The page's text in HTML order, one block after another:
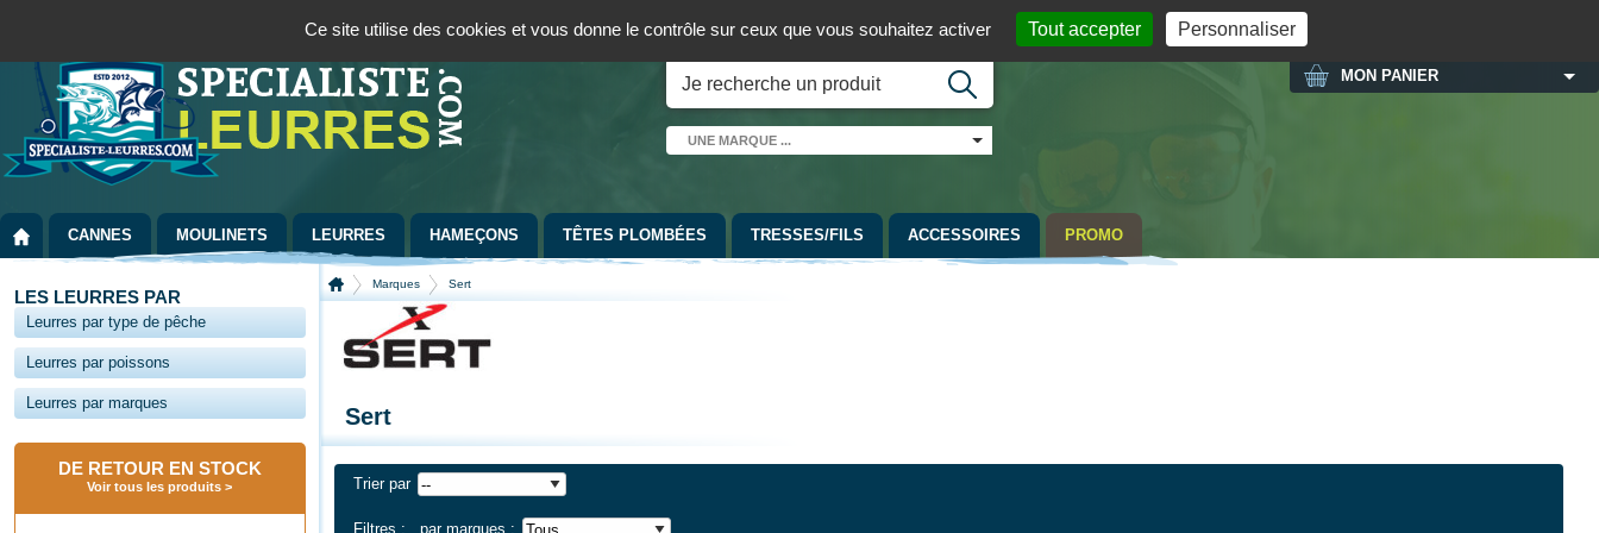
UNEMARQUE...
MON PANIER
CANNES MOULINETS LEURRES HAMEÇONS TÊTES PLOMBÉES TRESSES/FILS ACCESSOIRES PROMO
Marques Sert
Sert
Trier par
Filtres : par marques :
LES LEURRES PAR
Leurres par type de pêche
Leurres par poissons
Leurres par marques
DE RETOUR EN STOCK
Voir tous les produits
Ce site utilise des cookies et vous donne le contrôle sur ceux que vous souhaitez activer
Tout accepter Personnaliser